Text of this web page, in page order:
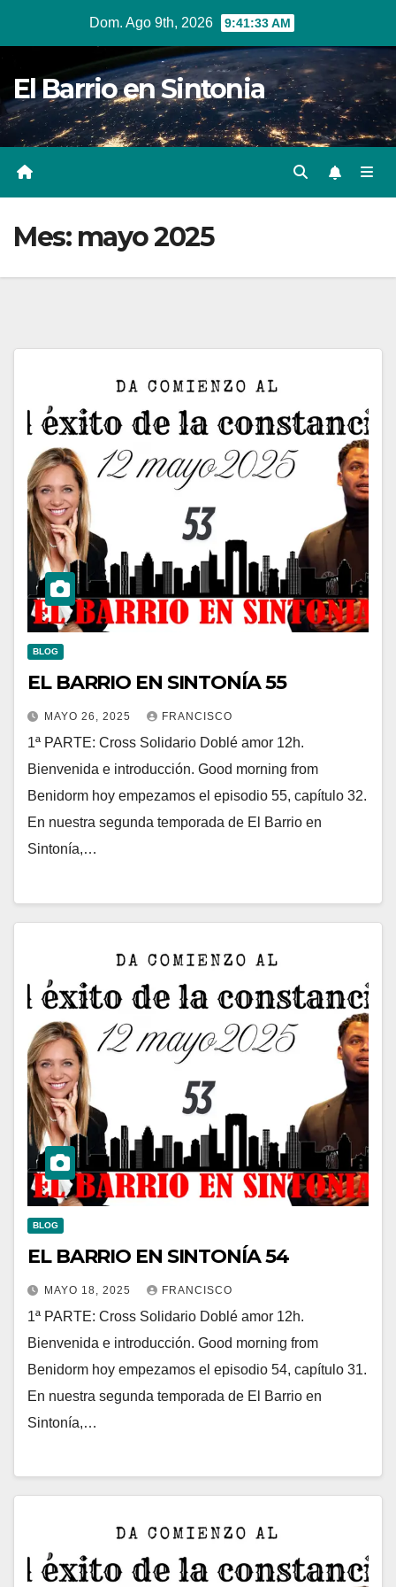
Dom. Ago 9th, 2026 9:41:34 AM
El Barrio en Sintonia
Mes: mayo 2025
BLOG
EL BARRIO EN SINTONÍA 55
MAYO 26, 2025 FRANCISCO
1ª PARTE: Cross Solidario Doblé amor 12h.
Bienvenida e introducción. Good morning from
Benidorm hoy empezamos el episodio 55, capítulo 32.
En nuestra segunda temporada de El Barrio en
Sintonía,…
BLOG
EL BARRIO EN SINTONÍA 54
MAYO 18, 2025 FRANCISCO
1ª PARTE: Cross Solidario Doblé amor 12h.
Bienvenida e introducción. Good morning from
Benidorm hoy empezamos el episodio 54, capítulo 31.
En nuestra segunda temporada de El Barrio en
Sintonía,…